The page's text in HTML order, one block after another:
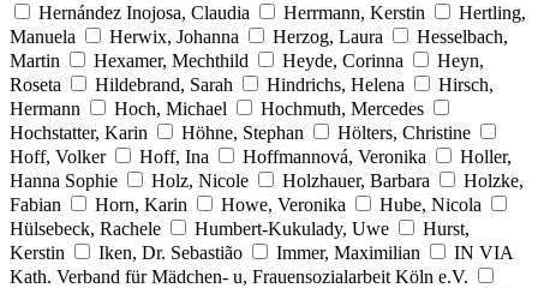
Hernández Inojosa, Claudia
Herrmann, Kerstin
Hertling,
Manuela
Herwix, Johanna Herzog, Laura
Hesselbach,
Martin
Hexamer, Mechthild Heyde, Corinna
Heyn,
Roseta
Hildebrand, Sarah Hindrichs, Helena
Hirsch,
Hermann
Hoch, Michael
Hochmuth, Mercedes
Hochstatter, Karin
Höhne, Stephan
Hölters, Christine
Hoff, Volker
Hoff, Ina Hoffmannová, Veronika
Holler,
Hanna Sophie
Holz, Nicole Holzhauer, Barbara
Holzke,
Fabian
Horn, Karin Howe, Veronika
Hube, Nicola
Hülsebeck, Rachele
Humbert-Kukulady, Uwe
Hurst,
Kerstin
Iken, Dr. Sebastião Immer, Maximilian
IN VIA
Kath. Verband für Mädchen- u, Frauensozialarbeit Köln e.V.